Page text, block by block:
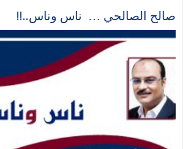
صالح الصالحي … ناس وناس..!!